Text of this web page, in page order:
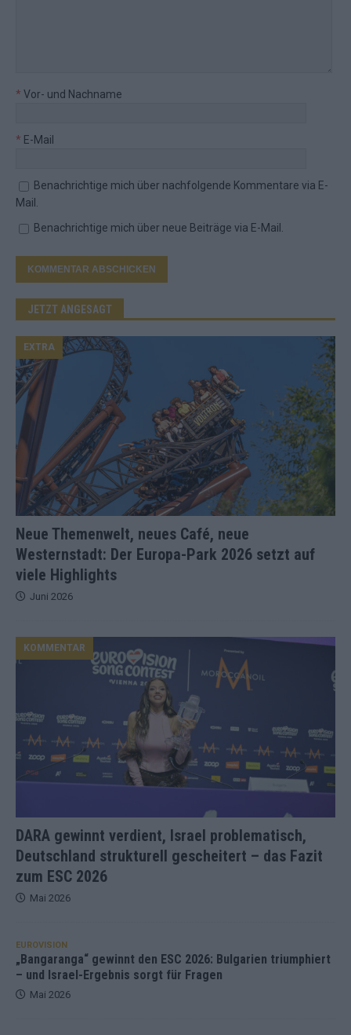
* Vor- und Nachname
* E-Mail
Benachrichtige mich über nachfolgende Kommentare via E-
Mail.
Benachrichtige mich über neue Beiträge via E-Mail.
JETZT ANGESAGT
Neue Themenwelt, neues Café, neue
Westernstadt: Der Europa-Park 2026 setzt auf
viele Highlights
EXTRA
Juni 2026
DARA gewinnt verdient, Israel problematisch,
Deutschland strukturell gescheitert – das Fazit
zum ESC 2026
KOMMENTAR
Mai 2026
EUROVISION
„Bangaranga“ gewinnt den ESC 2026: Bulgarien triumphiert
– und Israel-Ergebnis sorgt für Fragen
Mai 2026